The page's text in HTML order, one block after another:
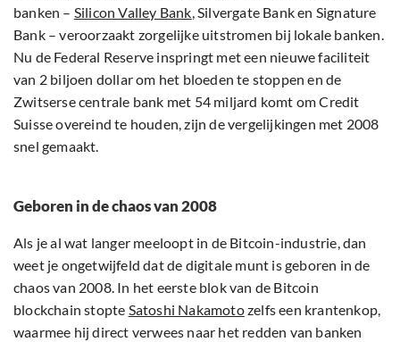
banken – Silicon Valley Bank, Silvergate Bank en Signature
Bank – veroorzaakt zorgelijke uitstromen bij lokale banken.
Nu de Federal Reserve inspringt met een nieuwe faciliteit
van 2 biljoen dollar om het bloeden te stoppen en de
Zwitserse centrale bank met 54 miljard komt om Credit
Suisse overeind te houden, zijn de vergelijkingen met 2008
snel gemaakt.
Geboren in de chaos van 2008
Als je al wat langer meeloopt in de Bitcoin-industrie, dan
weet je ongetwijfeld dat de digitale munt is geboren in de
chaos van 2008. In het eerste blok van de Bitcoin
blockchain stopte Satoshi Nakamotozelfs een krantenkop,
waarmee hij direct verwees naar het redden van banken